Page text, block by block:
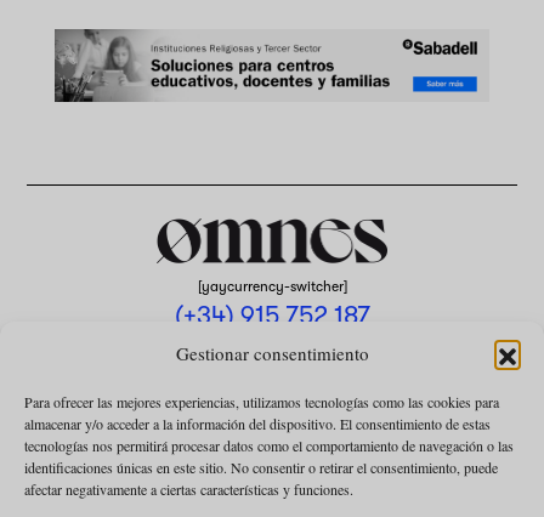
Gestionar consentimiento
Para ofrecer las mejores experiencias, utilizamos tecnologías como las cookies para
almacenar y/o acceder a la información del dispositivo. El consentimiento de estas
tecnologías nos permitirá procesar datos como el comportamiento de navegación o las
identificaciones únicas en este sitio. No consentir o retirar el consentimiento, puede
afectar negativamente a ciertas características y funciones.
[yaycurrency-switcher]
(+34) 915 752 187
omnes@omnesmag.com